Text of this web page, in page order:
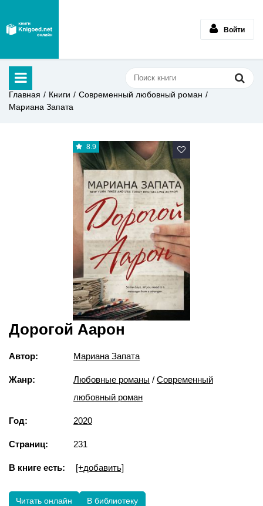
Войти
Главная Книги
Современный любовный роман
Мариана Запата
8.9
Дорогой Аарон
Автор: Мариана Запата
Жанр: Любовные романы / Современный
любовный роман
Год: 2020
Страниц: 231
В книге есть: [+добавить]
Читать онлайн В библиотеку